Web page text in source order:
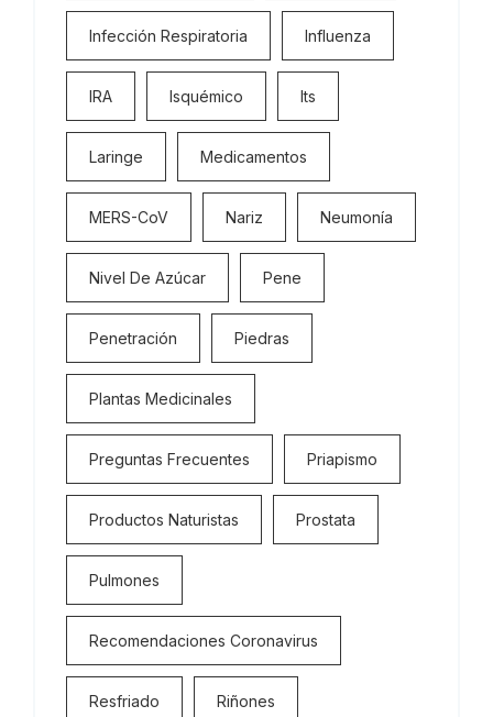
Infección Respiratoria Influenza
IRA Isquémico Its
Laringe Medicamentos
MERS-CoV Nariz Neumonía
Nivel De Azúcar Pene
Penetración Piedras
Plantas Medicinales
Preguntas Frecuentes Priapismo
Productos Naturistas Prostata
Pulmones
Recomendaciones Coronavirus
Resfriado Riñones